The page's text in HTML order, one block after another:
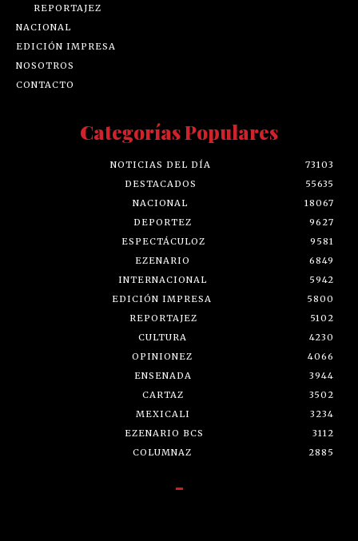
REPORTAJEZ
NACIONAL
EDICIÓN IMPRESA
NOSOTROS
CONTACTO
Categorías Populares
NOTICIAS DEL DÍA
73103
DESTACADOS
55635
NACIONAL
18067
DEPORTEZ
9627
ESPECTÁCULOZ
9581
EZENARIO
6849
INTERNACIONAL
5942
EDICIÓN IMPRESA
5800
REPORTAJEZ
5102
CULTURA
4230
OPINIONEZ
4066
ENSENADA
3944
CARTAZ
3502
MEXICALI
3234
EZENARIO BCS
3112
COLUMNAZ
2885
-